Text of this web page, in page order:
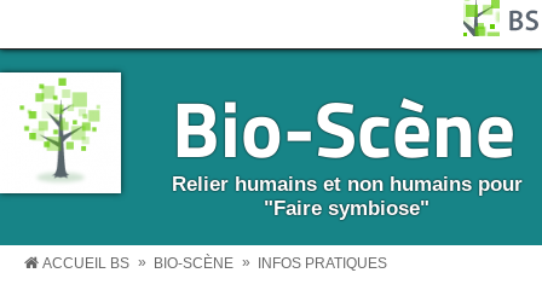
Bio-Scène
Relier humains et non humains pour
"Faire symbiose"
BS MENU
ACCUEIL BS » BIO-SCÈNE » INFOS PRATIQUES